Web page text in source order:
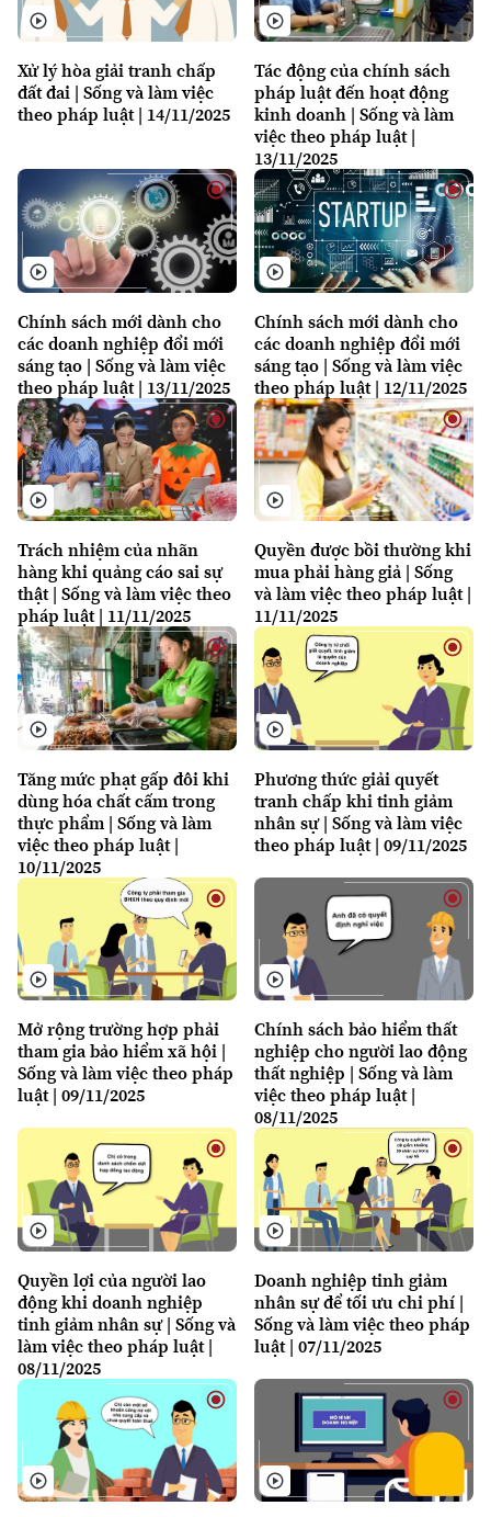
Tòa soạn Tòa soạn
Bản quyền thuộc về Cơ quan Báo và Phát thanh Truyền hình Hà Nội Giấy
phép số: Số 63/GP-TTDT, cấp ngày 10/05/2023
TRANG THÔNG TIN ĐIỆN TỬ
CỦA CƠ QUAN BÁO VÀ PHÁT THANH TRUYỀN HÌNH HÀ NỘI
Số 3-5 Huỳnh Thúc Kháng-Phường Láng-Hà Nội
Giám đốc: VŨ MINH TUẤN
Phó Giám đốc: Nguyễn Kim Khiêm, Nguyễn Minh Đức, Nguyễn Thành Lợi
Xử lý hòa giải tranh chấp
đất đai | Sống và làm việc
theo pháp luật | 14/11/2025
Tác động của chính sách
pháp luật đến hoạt động
kinh doanh | Sống và làm
việc theo pháp luật |
13/11/2025
Chính sách mới dành cho
các doanh nghiệp đổi mới
sáng tạo | Sống và làm việc
theo pháp luật | 13/11/2025
Chính sách mới dành cho
các doanh nghiệp đổi mới
sáng tạo | Sống và làm việc
theo pháp luật | 12/11/2025
Trách nhiệm của nhãn
hàng khi quảng cáo sai sự
thật | Sống và làm việc theo
pháp luật | 11/11/2025
Quyền được bồi thường khi
mua phải hàng giả | Sống
và làm việc theo pháp luật |
11/11/2025
Tăng mức phạt gấp đôi khi
dùng hóa chất cấm trong
thực phẩm | Sống và làm
việc theo pháp luật |
10/11/2025
Phương thức giải quyết
tranh chấp khi tinh giảm
nhân sự | Sống và làm việc
theo pháp luật | 09/11/2025
Mở rộng trường hợp phải
tham gia bảo hiểm xã hội |
Sống và làm việc theo pháp
luật | 09/11/2025
Chính sách bảo hiểm thất
nghiệp cho người lao động
thất nghiệp | Sống và làm
việc theo pháp luật |
08/11/2025
Quyền lợi của người lao
động khi doanh nghiệp
tinh giảm nhân sự | Sống và
làm việc theo pháp luật |
08/11/2025
Doanh nghiệp tinh giảm
nhân sự để tối ưu chi phí |
Sống và làm việc theo pháp
luật | 07/11/2025